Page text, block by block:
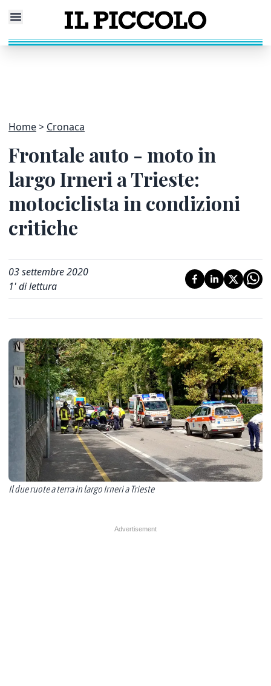
Home Cronaca
Frontale auto - moto in
largo Irneri a Trieste:
motociclista in condizioni
critiche
03 settembre 2020
1' di lettura
Il due ruote a terra in largo Irneri a Trieste